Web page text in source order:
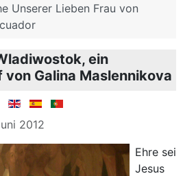
Unserer Lieben Frau von
ein
Galina Maslennikova
2012
Ehre sei
Jesus